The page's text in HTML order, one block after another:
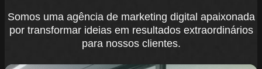
Somos uma agência de marketing digital apaixonada
por transformar ideias em resultados extraordinários
para nossos clientes.